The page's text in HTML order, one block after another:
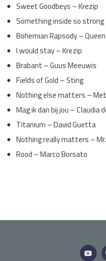
Sweet Goodbeys – Krezip
Something inside so
Bohemian Rapsody – Queen
I would stay – Krezip
Brabant – Guus Meeuwis
Fields of Gold – Sting
Nothing else matters –
Mag ik dan bij jou – Claudia
Titanium – David Guetta
Nothing really matters –
Rood – Marco Borsato